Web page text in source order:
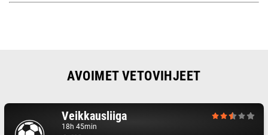
AVOIMET VETOVIHJEET
Veikkausliiga
18h 45min